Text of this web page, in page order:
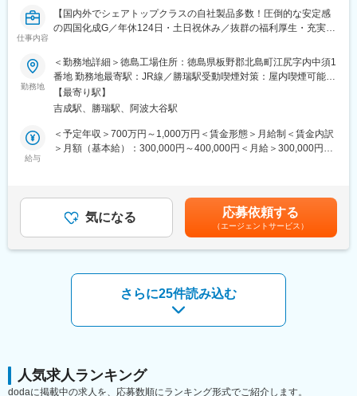
クシー事業者の業務効率化と収益拡大を支援するとともに、地域
住民や訪日外国人に新たな「移動の足」を提供します。
さまざまなパートナー企業との協力を通じて、全国規模で移動の
す。
また、創業10年を迎え”第二創業期”に突入することを見据え、業
界や社会の急速な変化に対応するための「企業の成長」と「社会
とコーポレートアイデンティティ（CI）へと刷新し、私たちが目
指す未来をより明確にしました。
クトマネジメントを担当する方を募集します。
変更の範囲：会社の定める業務
仕事内容
【国内外でシェアトップクラスの自社製品多数！圧倒的な安定感
の四国化成G／年休124日・土日祝休み／抜群の福利厚生・充実の
■業務内容：
有機化学製品を生産する徳島工場でのプラントの電気技術者とし
て設計をお任せいたします。
■採用背景：
イソシアヌル酸、塩素化イソシアヌル酸、セイク、イミダゾール
誘導体、内外装材（壁材）等を生産している徳島工場ですが海外
【具体的な内容】
■基本計画
■詳細設計
基本計画に基づき、詳細設計をお任せいたします。
・照明設備
◇年間休日124日、有給取得率77.2％と、非常に働きやすい環境
です。
勤務地
＜勤務地詳細＞徳島工場住所：徳島県板野郡北島町江尻字内中須1
番地 勤務地最寄駅：JR線／勝瑞駅受動喫煙対策：屋内喫煙可能場
所あり
【最寄り駅】
吉成駅、勝瑞駅、阿波大谷駅
給与
＜予定年収＞700万円～1,000万円＜賃金形態＞月給制＜賃金内訳
＞月額（基本給）：300,000円～400,000円＜月給＞300,000円～
実績平均6.0ヶ月／成績評価に応じて支給額が変動賃金はあくまで
も目安の金額であり、選考を通じて上下する可能性があります。
月給(月額)は固定手当を含めた表記です。
気になる 応募依頼する
（エージェントサービス）
さらに25件読み込む
人気求人ランキング
dodaに掲載中の求人を、応募数順にランキング形式でご紹介します。